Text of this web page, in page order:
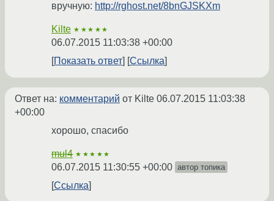
вручную: http://rghost.net/8bnGJSKXm
Kilte ★★★★★
06.07.2015 11:03:38 +00:00
Показать ответ
Ссылка
Ответ на: комментарий от Kilte 06.07.2015 11:03:38
+00:00
хорошо, спасибо
mul4 ★★★★★
06.07.2015 11:30:55 +00:00 автор топика
Ссылка